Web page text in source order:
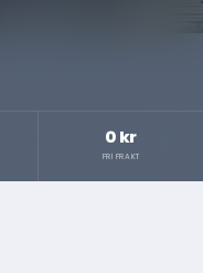
0 kr
FRI FRAKT